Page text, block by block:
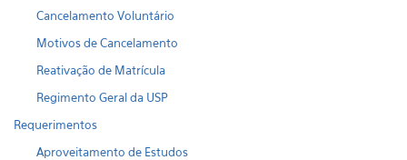
Cancelamento Voluntário
Motivos de Cancelamento
Reativação de Matrícula
Regimento Geral da USP
Requerimentos
Aproveitamento de Estudos